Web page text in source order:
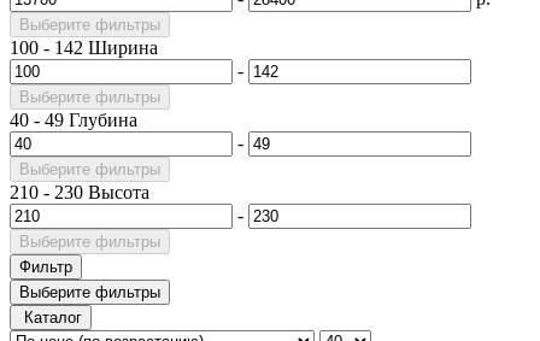
Выберите фильтры
100 - 142 Ширина
-
Выберите фильтры
40 - 49 Глубина
-
Выберите фильтры
210 - 230 Высота
-
Выберите фильтры
Фильтр
Выберите фильтры
Каталог